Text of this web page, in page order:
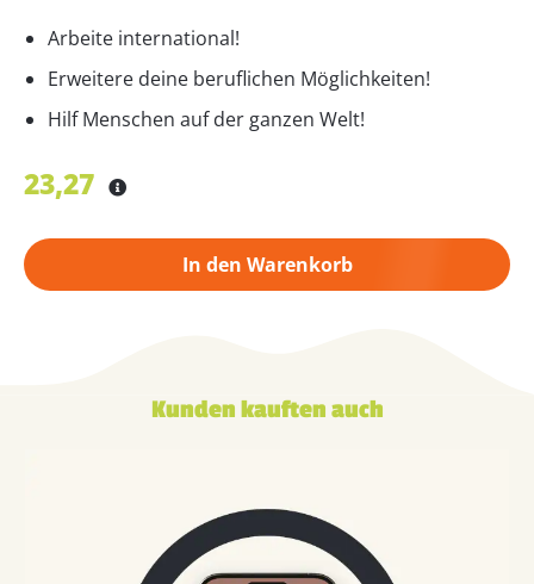
Arbeite international!
Erweitere deine beruflichen Möglichkeiten!
Hilf Menschen auf der ganzen Welt!
23,27
In den Warenkorb
Kunden kauften auch